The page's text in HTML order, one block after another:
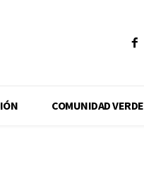
COMUNIDAD VERDE